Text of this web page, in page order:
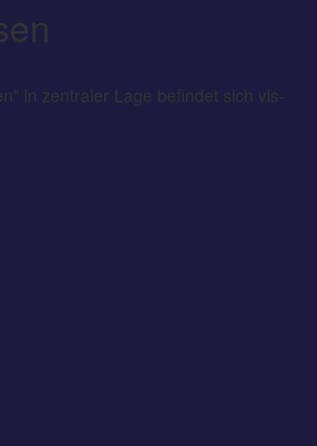
in zentraler Lage befindet sich vis-